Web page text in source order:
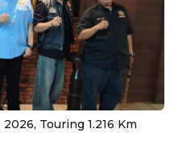
Touring 1.216 Km